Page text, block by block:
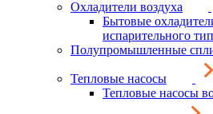
Охладители воздуха
Бытовые
испарительного
Полупромышленные
Тепловые насосы
Тепловые насосы